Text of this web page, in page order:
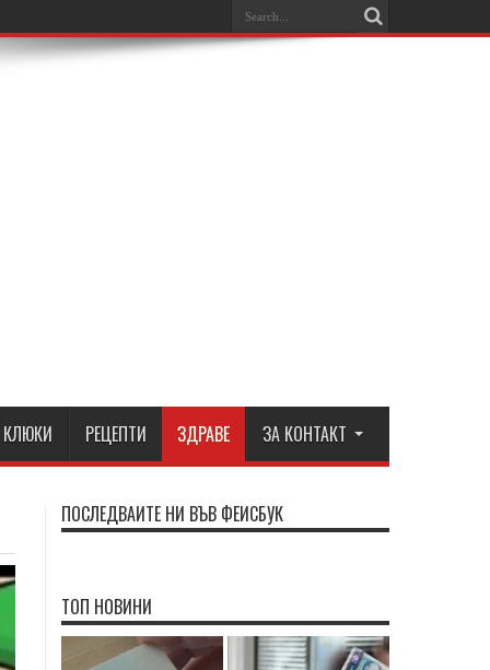
КЛЮКИ РЕЦЕПТИ ЗДРАВЕ ЗА КОНТАКТ
ПОСЛЕДВАЙТЕ НИ ВЪВ ФЕЙСБУК
ТОП НОВИНИ